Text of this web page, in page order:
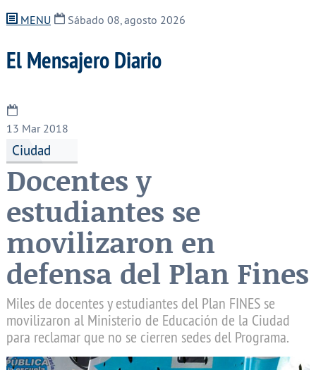
MENU Sábado 08, agosto 2026
El Mensajero Diario
13 Mar 2018
Ciudad
Docentes y
estudiantes se
movilizaron en
defensa del Plan Fines
Miles de docentes y estudiantes del Plan FINES se
movilizaron al Ministerio de Educación de la Ciudad
para reclamar que no se cierren sedes del Programa.